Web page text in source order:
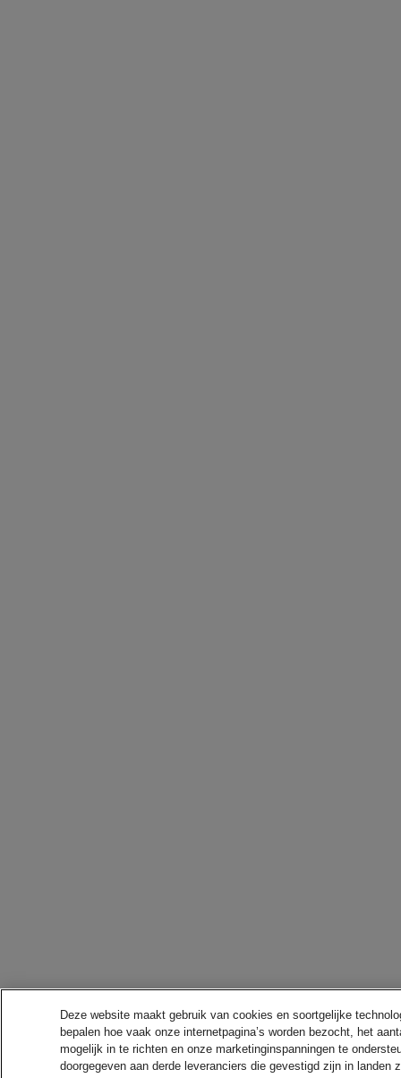
Deze website maakt gebruik van cookies en soortgelijke
bepalen hoe vaak onze internetpagina’s worden bezocht, het
mogelijk in te richten en onze marketinginspanningen te
doorgegeven aan derde leveranciers die gevestigd zijn in landen